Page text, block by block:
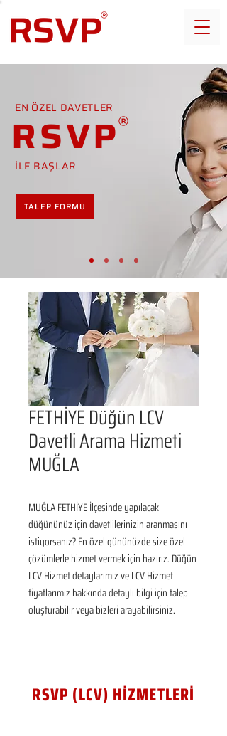
EN ÖZEL DAVETLER
RSVP
İLE BAŞLAR
TALEP FORMU
FETHİYE Düğün LCV
Davetli Arama Hizmeti
MUĞLA
MUĞLA FETHİYE İlçesinde yapılacak
düğününüz için davetlilerinizin aranmasını
istiyorsanız? En özel gününüzde size özel
çözümlerle hizmet vermek için hazırız. Düğün
LCV Hizmet detaylarımız ve LCV Hizmet
fiyatlarımız hakkında detaylı bilgi için talep
oluşturabilir veya bizleri arayabilirsiniz.
RSVP (LCV) HİZMETLERİ